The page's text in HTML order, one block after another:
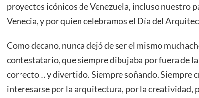
proyectos icónicos de Venezuela, incluso nuestro
Venecia, y por quien celebramos el Día del
Como decano, nunca dejó de ser el mismo
contestatario, que siempre dibujaba por fuera de
correcto… y divertido. Siempre soñando. Siempre
interesarse por la arquitectura, por la creatividad,